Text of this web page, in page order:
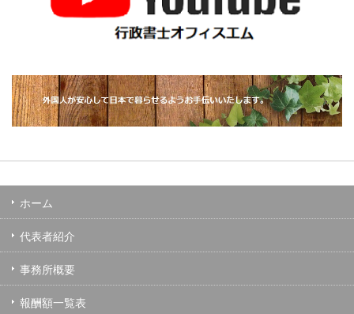
ホーム
代表者紹介
事務所概要
報酬額一覧表